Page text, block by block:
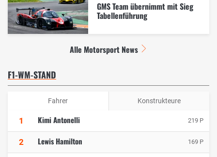
GMS Team übernimmt mit Sieg
Tabellenführung
Alle Motorsport News
F1-WM-STAND
Fahrer Konstrukteure
1 Kimi Antonelli 219 P
2 Lewis Hamilton 169 P